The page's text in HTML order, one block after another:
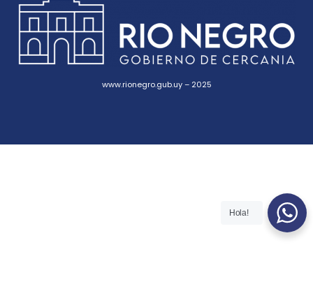
www.rionegro.gub.uy – 2025
Hola!